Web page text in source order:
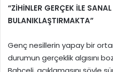
“ZİHİNLER GERÇEK İLE
BULANIKLAŞTIRMAKTA”
Genç nesillerin yapay bir
durumun gerçeklik algısını